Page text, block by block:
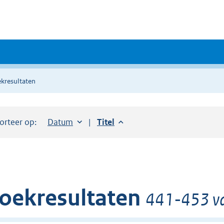
op: Sorteer op:
Datum aflopendSorteer op:
Titel aflopend
441-453